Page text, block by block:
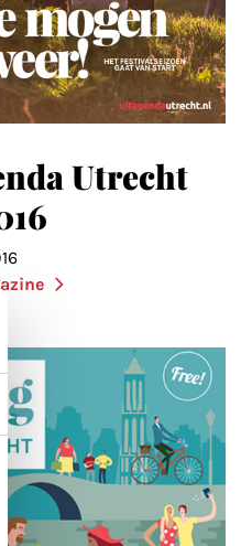
Utrecht